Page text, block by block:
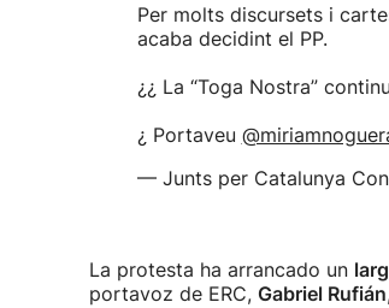
Per molts discursets i
acaba decidint el PP.
¿¿ La “Toga Nostra”
¿ Portaveu
— Junts per Catalunya
La protesta ha arrancado un
portavoz de ERC, Gabriel Rufián